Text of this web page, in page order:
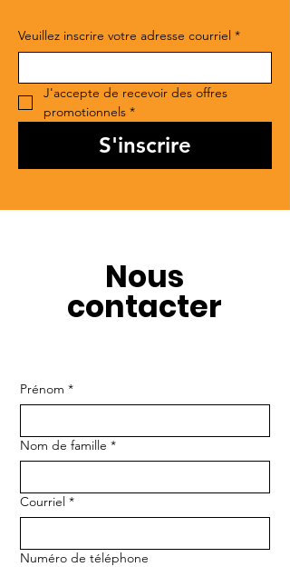
Veuillez inscrire votre adresse courriel *
J'accepte de recevoir des offres
promotionnels *
S'inscrire
Nous
contacter
Prénom *
Nom de famille *
Courriel *
Numéro de téléphone